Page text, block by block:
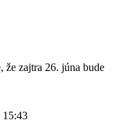
že zajtra 26. júna bude
15:43